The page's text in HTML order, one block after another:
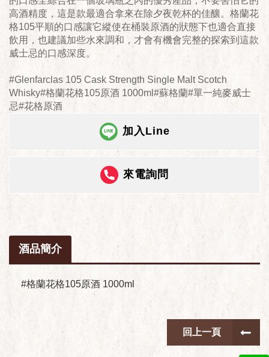
高酒精度，這是款最適合拿來在除夕夜乾杯的佳釀。格蘭花
格105平順的口感讓它縱使在桶裝原酒的狀態下也適合直接
飲用，也建議加些水來調和，才會有機會完整的探索到這款
威士忌的口感深度。
#Glenfarclas 105 Cask Strength Single Malt Scotch
Whisky#格蘭花格105原酒 1000ml#蘇格蘭#單一純麥威士
忌#花格原酒
加入Line
來電詢問
酒品簡介
#格蘭花格105原酒 1000ml
回上一頁